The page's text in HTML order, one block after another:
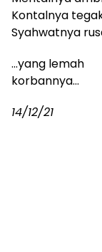
Kontalnya
Syahwatnya
…yang lemah
korbannya…
14/12/21